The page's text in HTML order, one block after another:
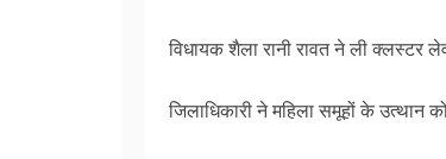
विधायक शैला रानी रावत ने ली
जिलाधिकारी ने महिला समूहों के उत्थान